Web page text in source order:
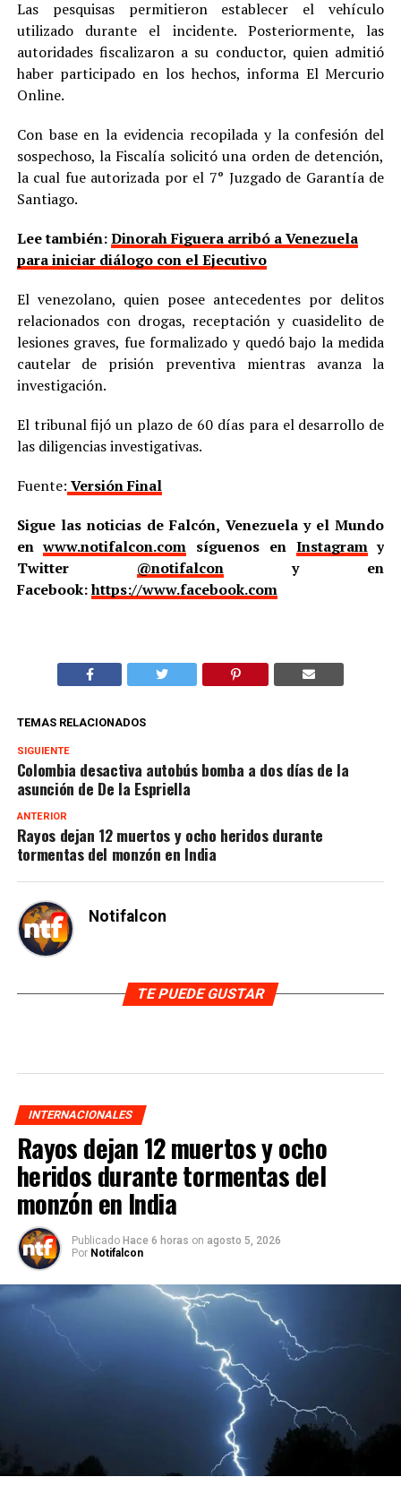
Las pesquisas permitieron establecer el vehículo
utilizado durante el incidente. Posteriormente, las
autoridades fiscalizaron a su conductor, quien admitió
haber participado en los hechos, informa El Mercurio
Online.
Con base en la evidencia recopilada y la confesión del
sospechoso, la Fiscalía solicitó una orden de detención,
la cual fue autorizada por el 7° Juzgado de Garantía de
Santiago.
Lee también:Dinorah Figuera arribó a Venezuela
para iniciar diálogo con el Ejecutivo
El venezolano, quien posee antecedentes por delitos
relacionados con drogas, receptación y cuasidelito de
lesiones graves, fue formalizado y quedó bajo la medida
cautelar de prisión preventiva mientras avanza la
investigación.
El tribunal fijó un plazo de 60 días para el desarrollo de
las diligencias investigativas.
Fuente: Versión Final
Sigue las noticias de Falcón, Venezuela y el Mundo
enwww.notifalcon.com síguenos en Instagramy
Twitter @notifalcony en
Facebook:https://www.facebook.com
TEMAS RELACIONADOS
SIGUIENTE
Colombia desactiva autobús bomba a dos días de la
asunción de De la Espriella
ANTERIOR
Rayos dejan 12 muertos y ocho heridos durante
tormentas del monzón en India
Notifalcon
TE PUEDE GUSTAR
INTERNACIONALES
Rayos dejan 12 muertos y ocho
heridos durante tormentas del
monzón en India
Publicado Hace 6 horas on agosto 5, 2026
Por Notifalcon